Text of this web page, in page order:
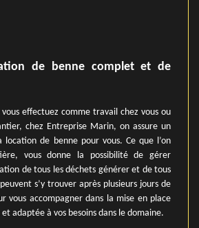
de benne complet et de
effectuez comme travail chez vous ou
chez Entreprise Marin, on assure un
location de benne pour vous. Ce que l’on
vous donne la possibilité de gérer
de tous les déchets générer et de tous
s’y trouver après plusieurs jours de
vous accompagner dans la mise en place
adaptée à vos besoins dans le domaine.